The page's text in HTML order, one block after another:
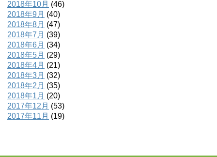
2018年10月 (46)
2018年9月 (40)
2018年8月 (47)
2018年7月 (39)
2018年6月 (34)
2018年5月 (29)
2018年4月 (21)
2018年3月 (32)
2018年2月 (35)
2018年1月 (20)
2017年12月 (53)
2017年11月 (19)